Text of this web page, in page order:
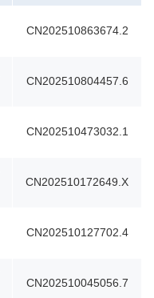
CN202510863674.2
CN202510804457.6
CN202510473032.1
CN202510172649.X
CN202510127702.4
CN202510045056.7